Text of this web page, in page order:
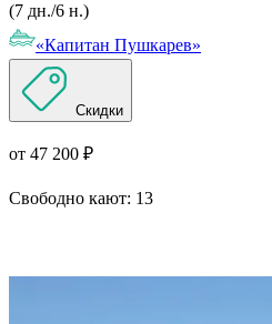
(7 дн./6 н.)
«Капитан Пушкарев»
Скидки
от 47 200 ₽
Свободно кают: 13